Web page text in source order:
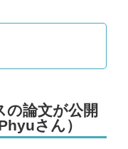
の論文が公開
さん）